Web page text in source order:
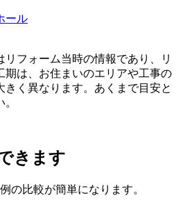
ール
リフォーム当時の情報であり、リ
期は、お住まいのエリアや工事の
きく異なります。あくまで目安と
きます
の比較が簡単になります。